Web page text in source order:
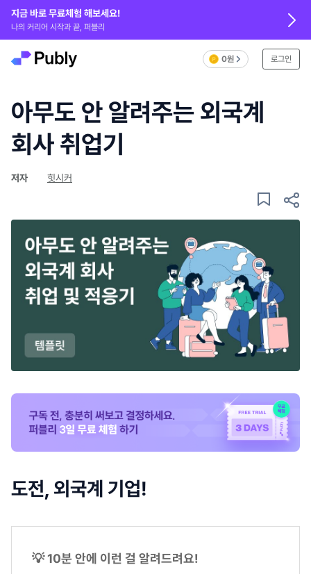
지금 바로 무료체험 해보세요!
나의 커리어 시작과 끝, 퍼블리
0원 로그인
아무도 안 알려주는 외국계
회사 취업기
저자 힛시커
도전, 외국계 기업!
💡 10분 안에 이런 걸 알려드려요!